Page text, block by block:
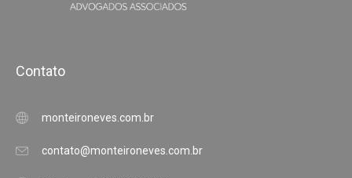
Contato
monteironeves.com.br
contato@monteironeves.com.br